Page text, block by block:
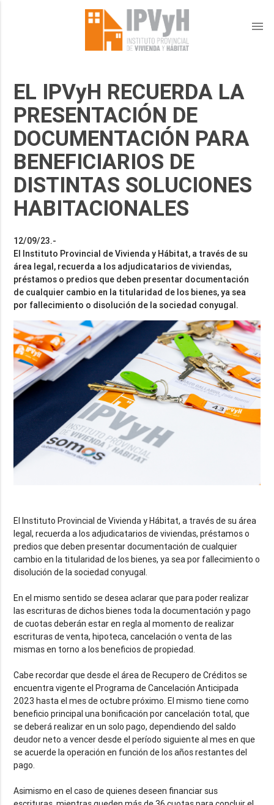
menu
EL IPVyH RECUERDA LA
PRESENTACIÓN DE
DOCUMENTACIÓN PARA
BENEFICIARIOS DE
DISTINTAS SOLUCIONES
HABITACIONALES
12/09/23.-
El Instituto Provincial de Vivienda y Hábitat, a través de su
área legal, recuerda a los adjudicatarios de viviendas,
préstamos o predios que deben presentar documentación
de cualquier cambio en la titularidad de los bienes, ya sea
El Instituto Provincial de Vivienda y Hábitat, a través de su área
legal, recuerda a los adjudicatarios de viviendas, préstamos o
predios que deben presentar documentación de cualquier
cambio en la titularidad de los bienes, ya sea por fallecimiento o
disolución de la sociedad conyugal.
En el mismo sentido se desea aclarar que para poder realizar
las escrituras de dichos bienes toda la documentación y pago
de cuotas deberán estar en regla al momento de realizar
escrituras de venta, hipoteca, cancelación o venta de las
mismas en torno a los beneficios de propiedad.
Cabe recordar que desde el área de Recupero de Créditos se
encuentra vigente el Programa de Cancelación Anticipada
2023 hasta el mes de octubre próximo. El mismo tiene como
beneficio principal una bonificación por cancelación total, que
se deberá realizar en un solo pago, dependiendo del saldo
deudor neto a vencer desde el período siguiente al mes en que
se acuerde la operación en función de los años restantes del
pago.
Asimismo en el caso de quienes deseen financiar sus